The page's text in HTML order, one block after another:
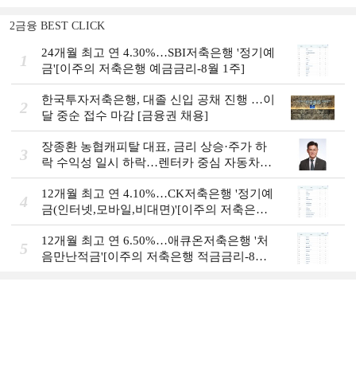
2금융 BEST CLICK
1
24개월 최고 연 4.30%…SBI저축은행 '정기예
금'[이주의 저축은행 예금금리-8월 1주]
2
한국투자저축은행, 대졸 신입 공채 진행 …이
달 중순 접수 마감 [금융권 채용]
3
장종환 농협캐피탈 대표, 금리 상승·주가 하
락 수익성 일시 하락…렌터카 중심 자동차금
융 성장세 [2026 금융사 상반기 실적]
4
12개월 최고 연 4.10%…CK저축은행 '정기예
금(인터넷,모바일,비대면)'[이주의 저축은행
예금금리-8월 1주]
5
12개월 최고 연 6.50%…애큐온저축은행 '처
음만난적금'[이주의 저축은행 적금금리-8월